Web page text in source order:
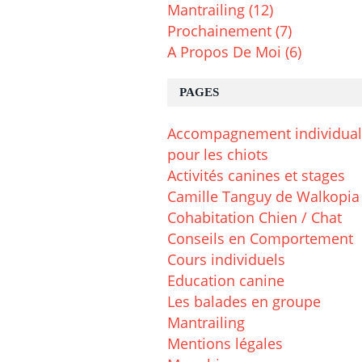
PAGES
Accompagnement
pour les chiots
Activités canines et stages
Camille Tanguy de Walkopia
Cohabitation Chien / Chat
Conseils en Comportement
Cours individuels
Education canine
Les balades en groupe
Mantrailing
Mentions légales
Mantrailing (12)
Prochainement (7)
A Propos De Moi (6)